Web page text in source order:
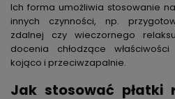
Ich forma umożliwia stosowanie
innych czynności, np.
zdalnej czy wieczornego
docenia chłodzące
kojąco i przeciwzapalnie.
Jak stosować płatki